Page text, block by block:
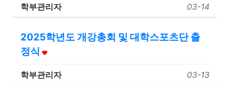
학부관리자 03-14
2025학년도 개강총회 및 대학스포츠단 출
정식
학부관리자 03-13